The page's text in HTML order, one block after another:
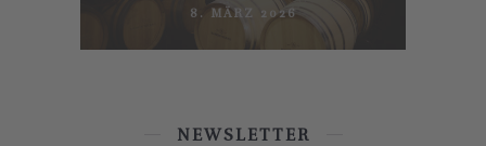
8. MÄRZ 2026
NEWSLETTER